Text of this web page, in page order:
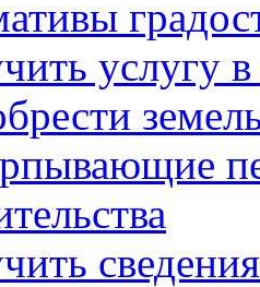
услугу в